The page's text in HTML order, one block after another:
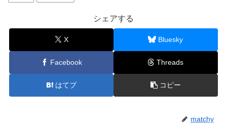
シェアする
X Bluesky
Facebook Threads
はてブ コピー
matchy